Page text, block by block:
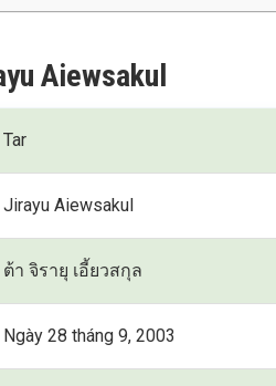
Aiewsakul
Tar
Jirayu Aiewsakul
ต้า จิรายุ เอี้ยวสกุล
Ngày 28 tháng 9, 2003